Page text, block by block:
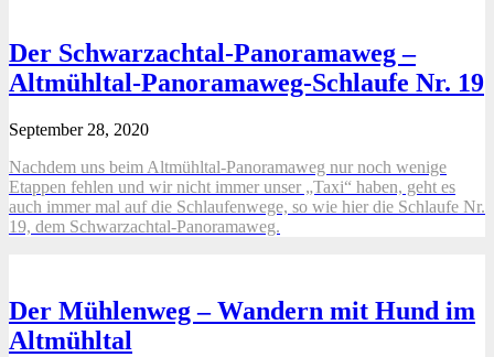
Der Schwarzachtal-Panoramaweg –
Altmühltal-Panoramaweg-Schlaufe Nr. 19
September 28, 2020
Nachdem uns beim Altmühltal-Panoramaweg nur noch wenige
Etappen fehlen und wir nicht immer unser „Taxi“ haben, geht es
auch immer mal auf die Schlaufenwege, so wie hier die Schlaufe Nr.
19, dem Schwarzachtal-Panoramaweg.
Der Mühlenweg – Wandern mit Hund im
Altmühltal